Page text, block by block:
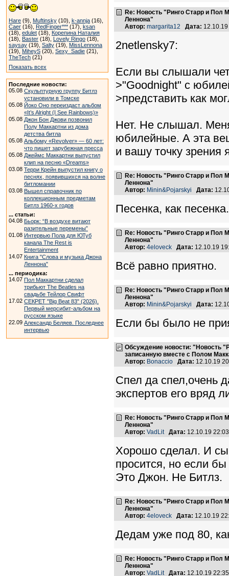
Hare (9), Muftinsky (10), k-annja (16),
Caer (16), RedFinger*** (17), ksan
(18), edulet (18), Корепина Наталия
(18), Baster (18), Lovely Ringo (18),
saysay (19), Salty (19), MissLennona
(19), MiheyS (20), Sexy_Sadie (21),
TheTech (21)
Показать всех
Последние новости:
05.08 Скульптурную группу Битлз
установили в Томске
05.08 Йоко Оно переиздаст альбом
«It’s Alright (I See Rainbows)»
05.08 Джон Бон Джови позвонил
Полу Маккартни из дома
детства битла
05.08 Альбому «Revolver» — 60 лет:
что пишет зарубежная пресса
05.08 Джеймс Маккартни выпустил
клип на песню «Dreams»
03.08 Терри Крейн выпустил книгу о
песнях, появившихся на волне
битломании
03.08 Вышел справочник по
коллекционным предметам
Битлз 1960-х годов
... статьи:
04.08 Бьорк: “В воздухе витают
разительные перемены”
01.08 Интервью Пола для ЮТуб
канала The Rest is
Entertainment
14.07 Книга "Слова и музыка Джона
Леннона"
... периодика:
14.07 Пол Маккартни сделал
трибьют The Beatles на
свадьбе Тейлор Свифт
17.02 СЕКРЕТ "Big Beat 83" (2026).
Первый мерсибит-альбом на
русском языке
22.09 Александр Беляев. Последнее
интервью
Re: Новость "Ринго Старр и Пол
Леннона"
Автор: margarita12 Дата:
2netlensky7:
Если вы слышали
>"Goodnight" c
>представить как
Нет. Не слышал.
юбилейные. А эта
и вашу точку зрения
Re: Новость "Ринго Старр и Пол
Леннона"
Автор: Minin&Pojarskyi Дата:
Песенка, как
Re: Новость "Ринго Старр и Пол
Леннона"
Автор: 4eloveck Дата: 12.10.19
Всё равно приятно.
Re: Новость "Ринго Старр и Пол
Леннона"
Автор: Minin&Pojarskyi Дата:
Если бы было не
Обсуждение новости: "Новость
записанную вместе с Полом
Автор: Bonaccio Дата: 12.10.19
Спел да спел,очень
экспертов его вряд
Re: Новость "Ринго Старр и Пол
Леннона"
Автор: VadLit Дата: 12.10.19
Хорошо сделал. И
просится, но если
Это Джон. Не Битлз.
Re: Новость "Ринго Старр и Пол
Леннона"
Автор: 4eloveck Дата: 12.10.19
Дедам уже под 80,
Re: Новость "Ринго Старр и Пол
Леннона"
Автор: VadLit Дата: 12.10.19